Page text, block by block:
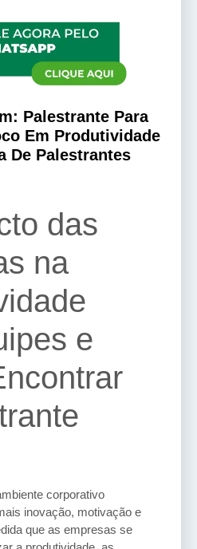
Palestrante Para
Em Produtividade
De Palestrantes
das
na
e
corporativo
inovação, motivação e
que as empresas se